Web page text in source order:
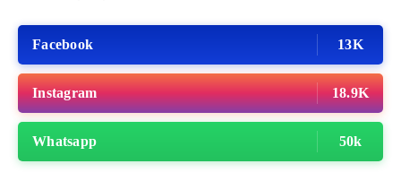
Facebook 13K
Instagram 18.9K
Whatsapp 50k